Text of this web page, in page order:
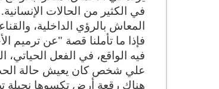
في الكثير من الحالات
المعاش بالرؤي الداخلية،
فإذا ما تأملنا قصة "عن ترميم
فيه الواقع، في الفعل الحياتي،
علي شخص كان يعيش حالة
هناك رقعة أرض تكسوها نجيلة